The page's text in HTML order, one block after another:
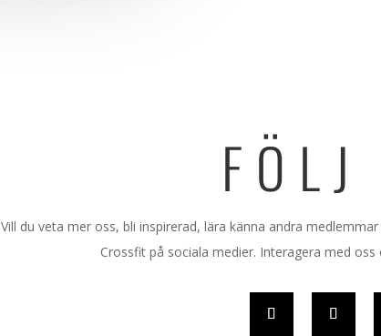
FÖLJ
Vill du veta mer oss, bli inspirerad, lära känna andra
Crossfit på sociala medier. Interagera med